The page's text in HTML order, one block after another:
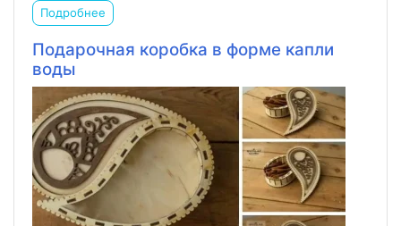
Подробнее
Подарочная коробка в форме капли
воды